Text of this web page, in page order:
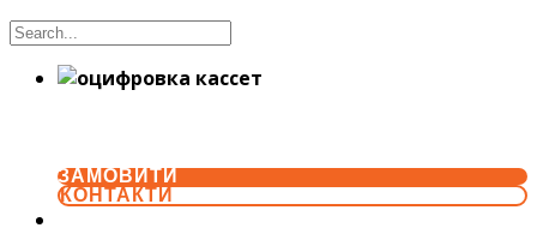
ЗАМОВИТИ
КОНТАКТИ